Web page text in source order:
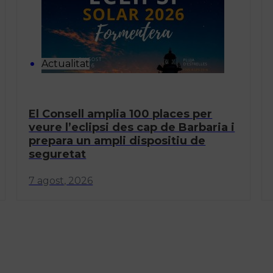
Actualitat
El Consell amplia 100 places per
veure l’eclipsi des cap de Barbaria i
prepara un ampli dispositiu de
seguretat
7 agost, 2026